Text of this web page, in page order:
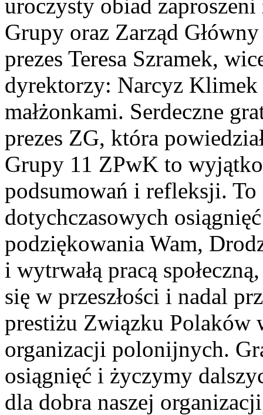
uroczysty obiad
Grupy oraz Zarząd
prezes Teresa Szramek,
dyrektorzy: Narcyz Klimek
małżonkami. Serdeczne
prezes ZG, która
Grupy 11 ZPwK to
podsumowań i refleksji.
dotychczasowych
podziękowania Wam,
i wytrwałą pracą
się w przeszłości i nadal
prestiżu Związku Polaków
organizacji polonijnych.
osiągnięć i życzymy
dla dobra naszej